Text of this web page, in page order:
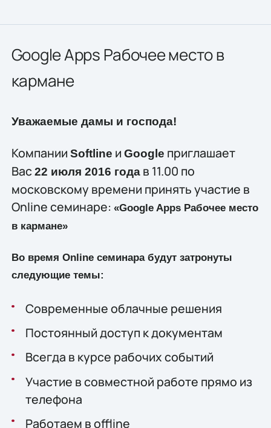
Google Apps Рабочее место в
кармане
Уважаемые дамы и господа!
Компании Softline и Google приглашает
Вас22 июля 2016 годав 11.00 по
московскому времени принять участие в
Online семинаре: «Google Apps Рабочее место
в кармане»
Во время Online семинара будут затронуты
следующие темы:
Современные облачные решения
Постоянный доступ к документам
Всегда в курсе рабочих событий
Участие в совместной работе прямо из
телефона
Работаем в offline